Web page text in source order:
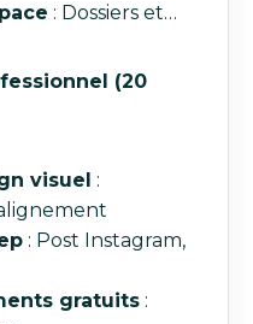
: Dossiers et
(20
visuel :
: Post Instagram,
gratuits :